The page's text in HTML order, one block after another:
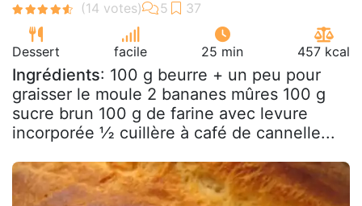
Dessert facile 25 min 457 kcal
Ingrédients: 100 g beurre + un peu pour
graisser le moule 2 bananes mûres 100 g
sucre brun 100 g de farine avec levure
incorporée ½ cuillère à café de cannelle...